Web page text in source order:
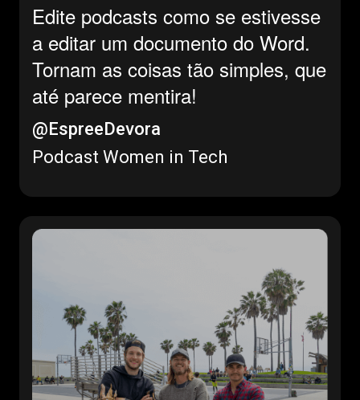
Edite podcasts como se estivesse
a editar um documento do Word.
Tornam as coisas tão simples, que
até parece mentira!
@EspreeDevora
Podcast Women in Tech